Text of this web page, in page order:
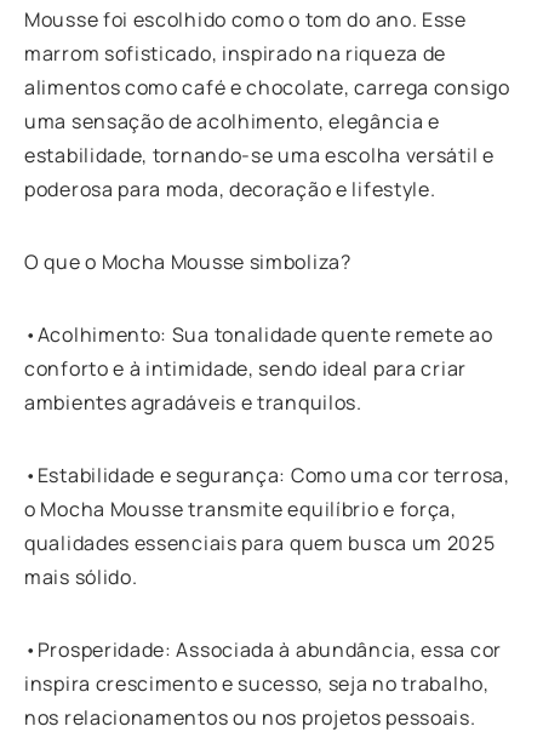
Mousse foi escolhido como o tom do ano. Esse
marrom sofisticado, inspirado na riqueza de
alimentos como café e chocolate, carrega consigo
uma sensação de acolhimento, elegância e
estabilidade, tornando-se uma escolha versátil e
poderosa para moda, decoração e lifestyle.
O que o Mocha Mousse simboliza?
•Acolhimento: Sua tonalidade quente remete ao
conforto e à intimidade, sendo ideal para criar
ambientes agradáveis e tranquilos.
•Estabilidade e segurança: Como uma cor terrosa,
o Mocha Mousse transmite equilíbrio e força,
qualidades essenciais para quem busca um 2025
mais sólido.
•Prosperidade: Associada à abundância, essa cor
inspira crescimento e sucesso, seja no trabalho,
nos relacionamentos ou nos projetos pessoais.